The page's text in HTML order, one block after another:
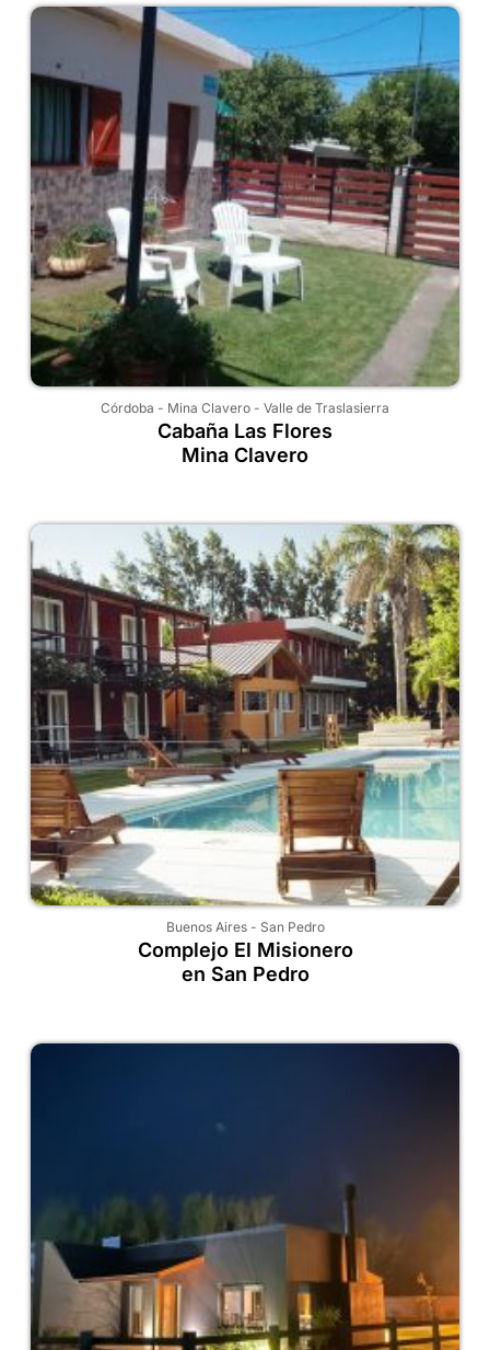
Córdoba - Mina Clavero - Valle de Traslasierra
Cabaña Las Flores
Mina Clavero
Buenos Aires- San Pedro
Complejo El Misionero
en San Pedro